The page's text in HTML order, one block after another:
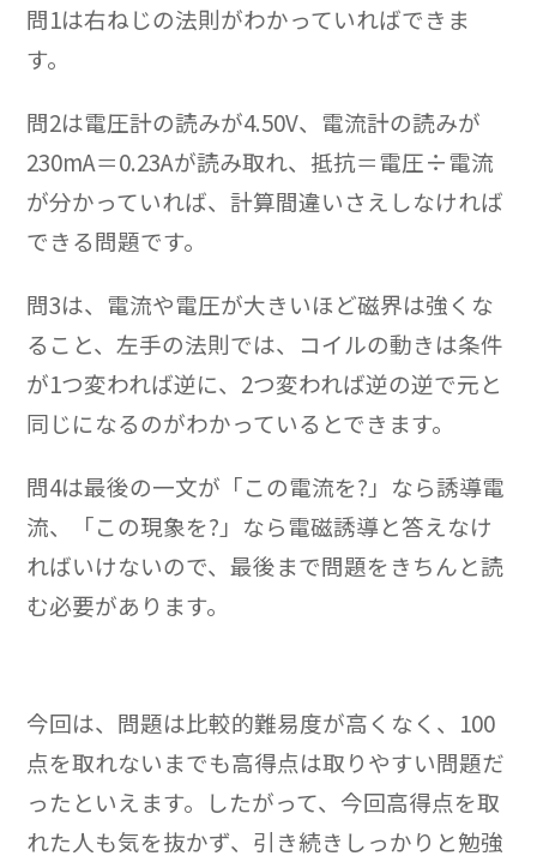
問1は右ねじの法則がわかっていればできま
す。
問2は電圧計の読みが4.50V、電流計の読みが
230mA＝0.23Aが読み取れ、抵抗＝電圧÷電流
が分かっていれば、計算間違いさえしなければ
できる問題です。
問3は、電流や電圧が大きいほど磁界は強くな
ること、左手の法則では、コイルの動きは条件
が1つ変われば逆に、2つ変われば逆の逆で元と
同じになるのがわかっているとできます。
問4は最後の一文が「この電流を?」なら誘導電
流、「この現象を?」なら電磁誘導と答えなけ
ればいけないので、最後まで問題をきちんと読
む必要があります。
今回は、問題は比較的難易度が高くなく、100
点を取れないまでも高得点は取りやすい問題だ
ったといえます。したがって、今回高得点を取
れた人も気を抜かず、引き続きしっかりと勉強